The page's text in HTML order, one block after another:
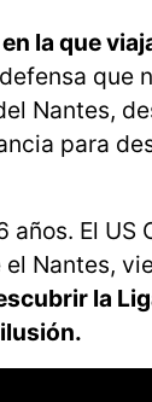
la que
que
Nantes,
para
El US
Nantes,
la